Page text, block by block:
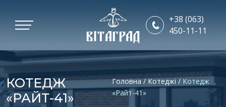
ВІТАГРАД
+38 (063)
450-11-11
КОТЕДЖ
«РАЙТ-41»
Головна/Котеджі / Котедж
«Райт-41»